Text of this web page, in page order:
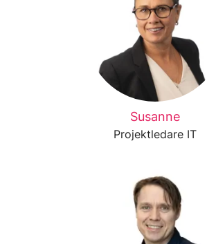
Susanne
Projektledare IT